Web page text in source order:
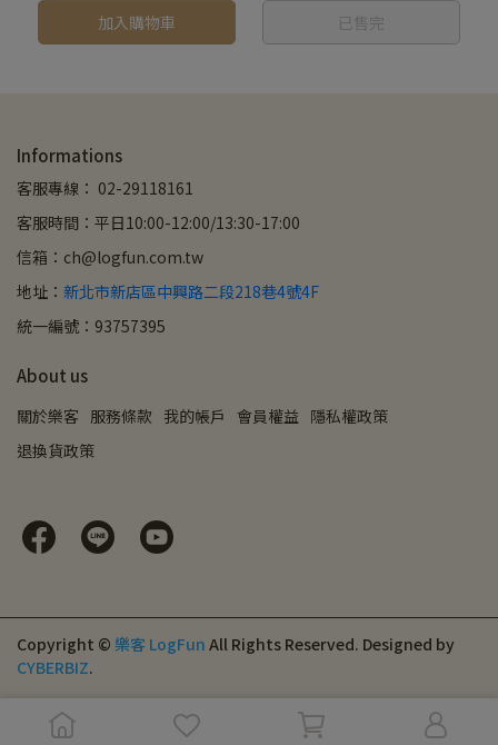
加入購物車 已售完
Informations
客服專線： 02-29118161
客服時間：平日10:00-12:00/13:30-17:00
信箱：ch@logfun.com.tw
地址： 新北市新店區中興路二段218巷4號4F
統一編號：93757395
About us
關於樂客 服務條款 我的帳戶 會員權益 隱私權政策
退換貨政策
Copyright © 樂客 LogFun All Rights Reserved. Designed by
CYBERBIZ.